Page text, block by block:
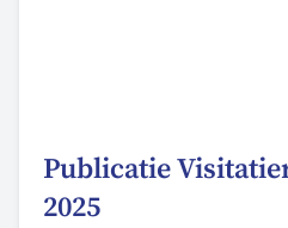
Publicatie
2025